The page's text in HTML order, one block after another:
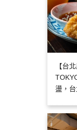
【台
盪，